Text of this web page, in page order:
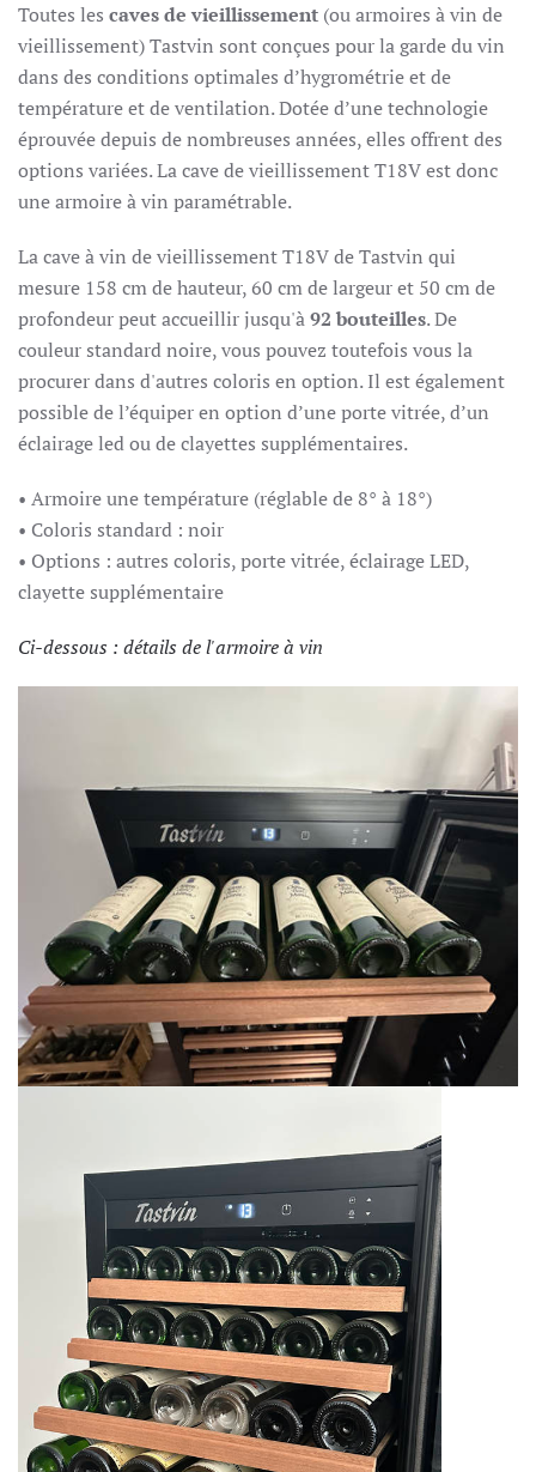
Toutes les caves de vieillissement (ou armoires à vin de
vieillissement) Tastvin sont conçues pour la garde du vin
dans des conditions optimales d’hygrométrie et de
température et de ventilation. Dotée d’une technologie
éprouvée depuis de nombreuses années, elles offrent des
options variées. La cave de vieillissement T18V est donc
une armoire à vin paramétrable.
La cave à vin de vieillissement T18V de Tastvin qui
mesure 158 cm de hauteur, 60 cm de largeur et 50 cm de
profondeur peut accueillir jusqu'à92 bouteilles. De
couleur standard noire, vous pouvez toutefois vous la
procurer dans d'autres coloris en option. Il est également
possible de l’équiper en option d’une porte vitrée, d’un
éclairage led ou de clayettes supplémentaires.
• Armoire une température (réglable de 8° à 18°)
• Coloris standard : noir
• Options : autres coloris, porte vitrée, éclairage LED,
clayette supplémentaire
Ci-dessous : détails de l'armoire à vin